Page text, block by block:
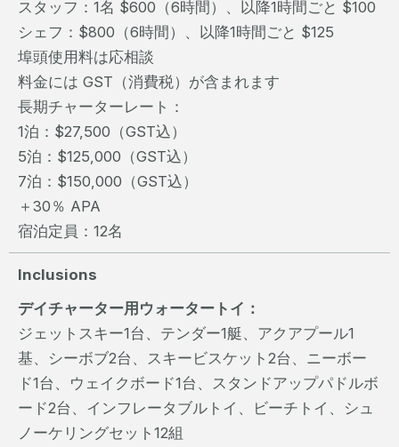
スタッフ：1名 $600（6時間）、以降1時間ごと $100
シェフ：$800（6時間）、以降1時間ごと $125
埠頭使用料は応相談
料金には GST（消費税）が含まれます
長期チャーターレート：
1泊：$27,500（GST込）
5泊：$125,000（GST込）
7泊：$150,000（GST込）
＋30％ APA
宿泊定員：12名
Inclusions
デイチャーター用ウォータートイ：
ジェットスキー1台、テンダー1艇、アクアプール1
基、シーボブ2台、スキービスケット2台、ニーボー
ド1台、ウェイクボード1台、スタンドアップパドルボ
ード2台、インフレータブルトイ、ビーチトイ、シュ
ノーケリングセット12組